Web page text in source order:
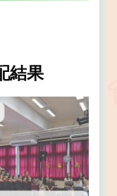
結果